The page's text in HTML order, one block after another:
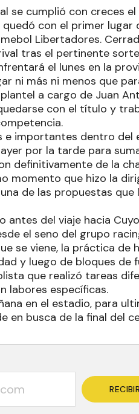
se cumplió con creces
con el primer lugar
Libertadores.
tras el pertinente
el lunes en la
ni más ni menos que
a cargo de Juan
con el título y
importantes dentro del
por la tarde para
definitivamente de la
momento que hizo la
de las propuestas que
antes del viaje hacia
el seno del grupo
se viene, la práctica de
y luego de bloques
que realizó tareas
labores específicas.
en el estadio, para
en busca de la final del